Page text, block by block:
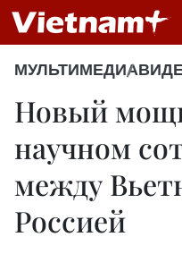
МУЛЬТИМЕДИА
Новый
научном
между
Россией